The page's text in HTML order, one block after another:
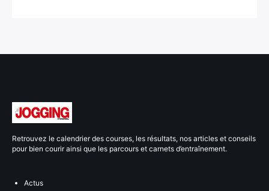
Retrouvez le calendrier des courses, les résultats, nos articles et conseils
pour bien courir ainsi que les parcours et carnets d’entraînement.
Actus